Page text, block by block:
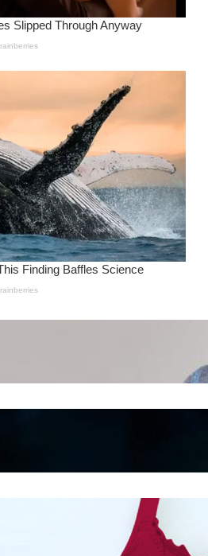
Wanita Pamer Pakaian
Kepribadian
Mengintip Kepribadian
Wanita Dari Warna Bra